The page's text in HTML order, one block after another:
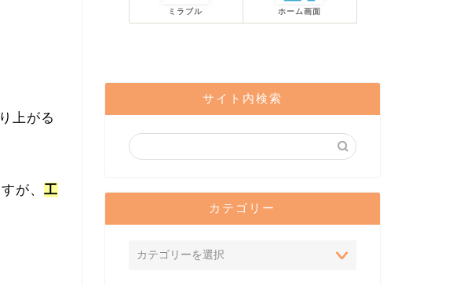
上がる
が、 工
ミラブル ホーム画面
サイト内検索
カテゴリー